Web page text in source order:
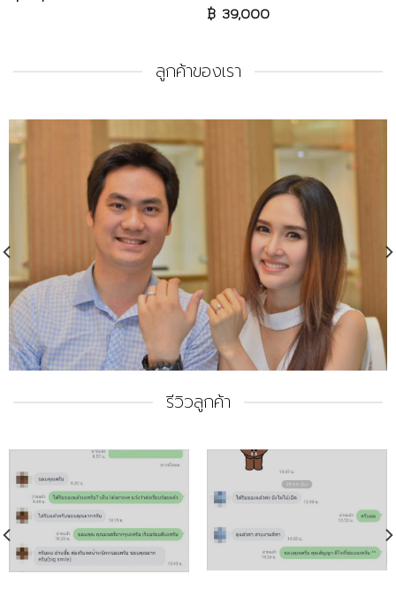
฿39,000
ลูกค้าของเรา
รีวิวลูกค้า